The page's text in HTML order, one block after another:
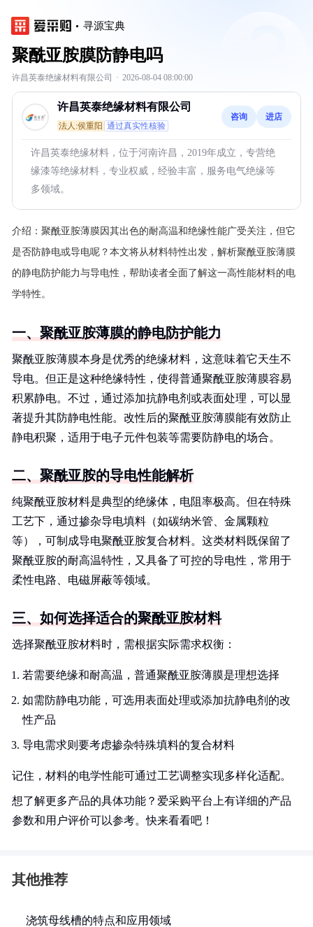
寻源宝典
聚酰亚胺膜防静电吗
许昌英泰绝缘材料有限公司 · 2026-08-04 08:00:00
许昌英泰绝缘材料有限公司
法人:侯重阳 通过真实性核验
咨询 进店
许昌英泰绝缘材料，位于河南许昌，2019年成立，专营绝
缘漆等绝缘材料，专业权威，经验丰富，服务电气绝缘等
多领域。
介绍： 聚酰亚胺薄膜因其出色的耐高温和绝缘性能广受关注，但它
是否防静电或导电呢？本文将从材料特性出发，解析聚酰亚胺薄膜
的静电防护能力与导电性，帮助读者全面了解这一高性能材料的电
学特性。
一、聚酰亚胺薄膜的静电防护能力
聚酰亚胺薄膜本身是优秀的绝缘材料，这意味着它天生不
导电。但正是这种绝缘特性，使得普通聚酰亚胺薄膜容易
积累静电。不过，通过添加抗静电剂或表面处理，可以显
著提升其防静电性能。改性后的聚酰亚胺薄膜能有效防止
静电积聚，适用于电子元件包装等需要防静电的场合。
二、聚酰亚胺的导电性能解析
纯聚酰亚胺材料是典型的绝缘体，电阻率极高。但在特殊
工艺下，通过掺杂导电填料（如碳纳米管、金属颗粒
等），可制成导电聚酰亚胺复合材料。这类材料既保留了
聚酰亚胺的耐高温特性，又具备了可控的导电性，常用于
柔性电路、电磁屏蔽等领域。
三、如何选择适合的聚酰亚胺材料
选择聚酰亚胺材料时，需根据实际需求权衡：
若需要绝缘和耐高温，普通聚酰亚胺薄膜是理想选择
如需防静电功能，可选用表面处理或添加抗静电剂的改
性产品
导电需求则要考虑掺杂特殊填料的复合材料
记住，材料的电学性能可通过工艺调整实现多样化适配。
想了解更多产品的具体功能？爱采购平台上有详细的产品
参数和用户评价可以参考。快来看看吧！
其他推荐
浇筑母线槽的特点和应用领域